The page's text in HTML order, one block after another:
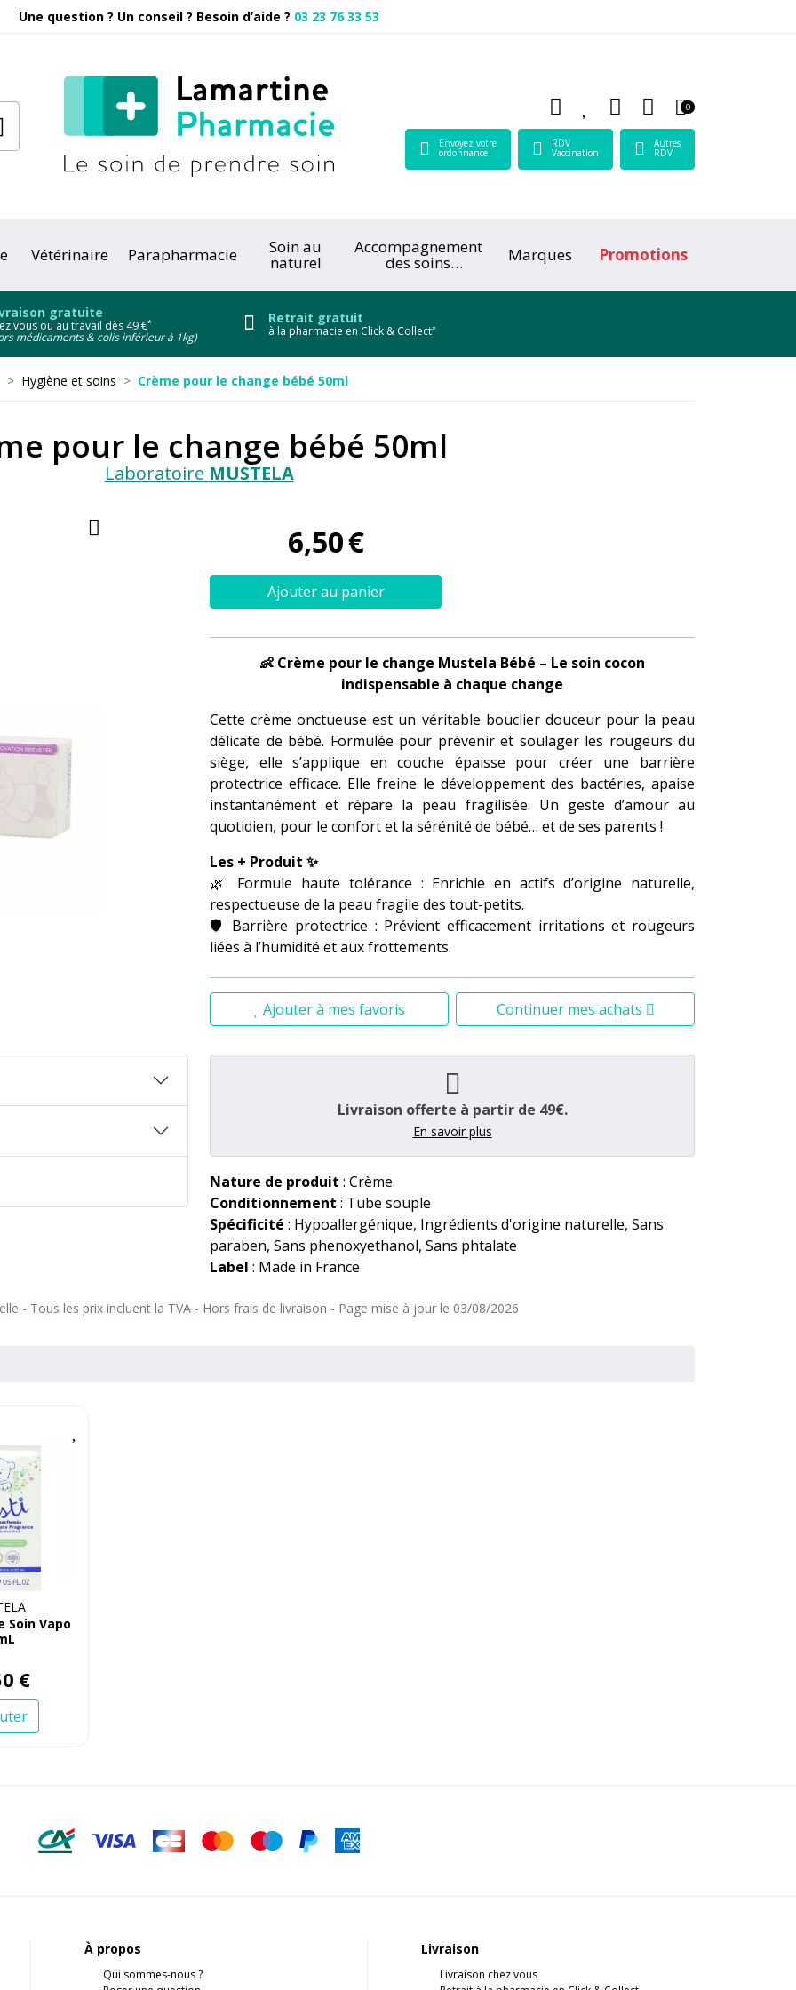
Une question ? Un conseil ? Besoin d’aide ? 03 23 76 33 53
0
Envoyez votre
ordonnance
RDV
Vaccination
Autres
RDV
Vétérinaire Parapharmacie Soin au
naturel
Accompagnement
des soins Marques Promotions
gratuite
vous ou au travail dès 49 €*
médicaments & colis inférieur à 1kg)
Retrait gratuit
à la pharmacie en Click & Collect*
Hygiène et soins Crème pour le change bébé 50ml
pour le change bébé 50ml
Laboratoire MUSTELA
6,50€
Ajouter au panier
👶 Crème pour le change Mustela Bébé – Le soin cocon
indispensable à chaque change
Cette crème onctueuse est un véritable bouclier douceur pour la peau
délicate de bébé. Formulée pour prévenir et soulager les rougeurs du
siège, elle s’applique en couche épaisse pour créer une barrière
protectrice efficace. Elle freine le développement des bactéries, apaise
instantanément et répare la peau fragilisée. Un geste d’amour au
quotidien, pour le confort et la sérénité de bébé… et de ses parents !
Les + Produit ✨
🌿 Formule haute tolérance : Enrichie en actifs d’origine naturelle,
respectueuse de la peau fragile des tout-petits.
🛡️ Barrière protectrice : Prévient efficacement irritations et rougeurs
liées à l’humidité et aux frottements.
nourrie et adoucie.
🧴 Texture riche et facile à appliquer : Ne colle pas, ne tache pas, et se
retire facilement au nettoyage.
✅ Signée Mustela : Expertise dermatologique depuis plus de 70 ans,
💬 Pourquoi on l’adore ?
On l’adore pour sa douceur inégalée, sa formule clean et son efficacité
redoutable contre les rougeurs. Un essentiel de la table à langer pour
protéger bébé avec tendresse à chaque change. 💛
Ajouter à mes favoris Continuer mes achats
Livraison offerte à partir de 49€.
En savoir plus
Nature de produit : Crème
Conditionnement : Tube souple
Spécificité : Hypoallergénique, Ingrédients d'origine naturelle, Sans
paraben, Sans phenoxyethanol, Sans phtalate
Label : Made in France
- Tous les prix incluent la TVA - Hors frais de livraison - Page mise à jour le 03/08/2026
Soin Vapo
€
À propos
Qui sommes-nous ?
Livraison
Livraison chez vous